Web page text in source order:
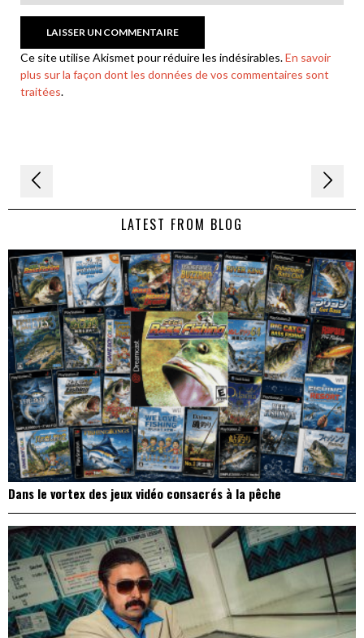
Ce site utilise Akismet pour réduire les indésirables.En savoir
plus sur la façon dont les données de vos commentaires sont
traitées.
Navigation
de LATEST FROM BLOG
Dans le vortex des jeux vidéo consacrés à la pêche